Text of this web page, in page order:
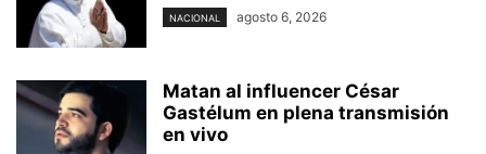
NACIONAL agosto 6, 2026
Matan al influencer César
Gastélum en plena transmisión
en vivo